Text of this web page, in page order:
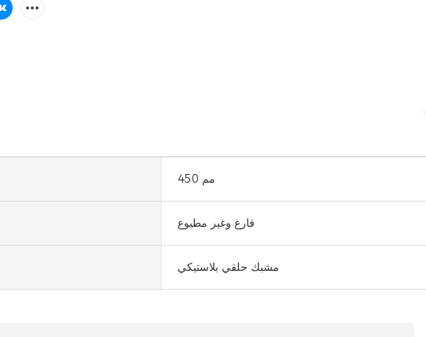
450 مم
فارغ وغير مطبوع
مشبك حلقي بلاستيكي